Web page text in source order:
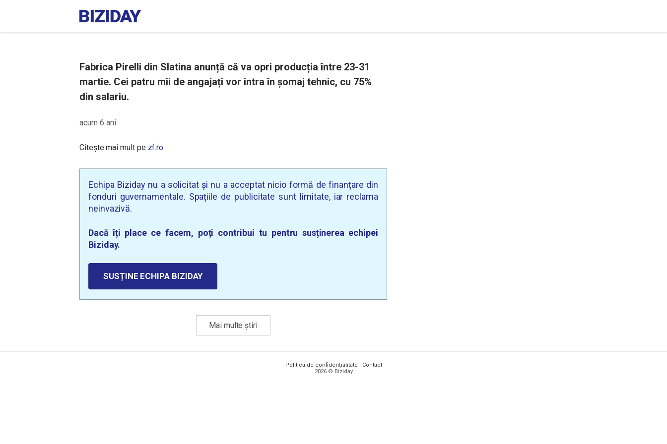
Fabrica Pirelli din Slatina anunță că va opri producția între 23-31
martie. Cei patru mii de angajați vor intra în șomaj tehnic, cu 75%
din salariu.
acum 6 ani
Citește mai mult pe zf.ro
Echipa Biziday nu a solicitat și nu a acceptat nicio formă de finanțare din
fonduri guvernamentale. Spațiile de publicitate sunt limitate, iar reclama
neinvazivă.
Dacă îți place ce facem, poți contribui tu pentru susținerea echipei
Biziday.
SUSȚINE ECHIPA BIZIDAY
Mai multe știri
Politica de confidențialitate · Contact
2026 © Biziday